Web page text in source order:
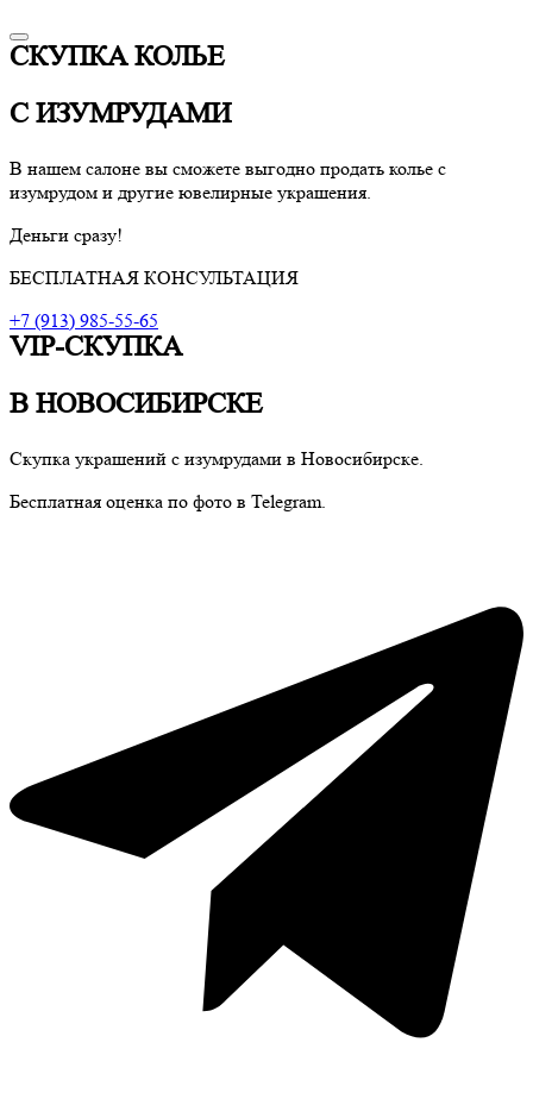
СКУПКА КОЛЬЕ
С ИЗУМРУДАМИ
В нашем салоне вы сможете выгодно продать колье с
изумрудом и другие ювелирные украшения.
Деньги сразу!
БЕСПЛАТНАЯ КОНСУЛЬТАЦИЯ
+7 (913) 985-55-65
VIP-СКУПКА
В НОВОСИБИРСКЕ
Скупка украшений с изумрудами в Новосибирске.
Бесплатная оценка по фото в Telegram.